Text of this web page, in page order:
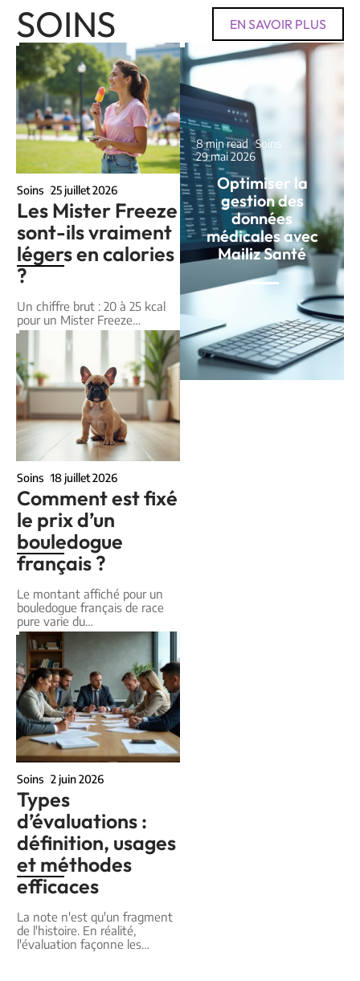
SOINS EN SAVOIR PLUS
Soins 25 juillet 2026
Les Mister Freeze
sont-ils vraiment
légers en calories
?
Un chiffre brut : 20 à 25 kcal
pour un Mister Freeze…
Soins 18 juillet 2026
Comment est fixé
le prix d’un
bouledogue
français ?
Le montant affiché pour un
bouledogue français de race
pure varie du…
Soins 2 juin 2026
Types
d’évaluations :
définition, usages
et méthodes
efficaces
La note n'est qu'un fragment
de l'histoire. En réalité,
l'évaluation façonne les…
8 min read
Soins
29 mai 2026
Optimiser la
gestion des
données
médicales avec
Mailiz Santé